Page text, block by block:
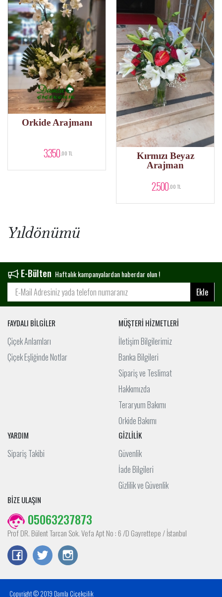
Orkide Arajmanı
3.350 ,00 TL
Kırmızı Beyaz
Arajman
2.500 ,00 TL
Yıldönümü
E-Bülten Haftalık kampanyalardan haberdar olun !
Ekle
FAYDALI BİLGİLER
Çiçek Anlamları
Çiçek Eşliğinde Notlar
MÜŞTERİ HİZMETLERİ
İletişim Bilgilerimiz
Banka Bilgileri
Sipariş ve Teslimat
Hakkımızda
Teraryum Bakımı
Orkide Bakımı
YARDIM
Sipariş Takibi
GİZLİLİK
Güvenlik
İade Bilgileri
Gizlilik ve Güvenlik
BİZE ULAŞIN
05063237873
Prof DR. Bülent Tarcan Sok. Vefa Apt No : 6 /D Gayrettepe / İstanbul
Copyright © 2019 Damla Çiçekçilik